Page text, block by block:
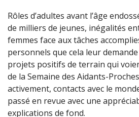
Rôles d’adultes avant l’âge
de milliers de jeunes, inégalités
femmes face aux tâches
personnels que cela leur
projets positifs de terrain qui
de la Semaine des Aidants-
activement, contacts avec le
passé en revue avec une
explications de fond.